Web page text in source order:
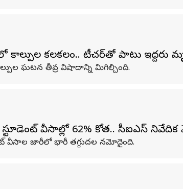
కలకలం.. టీచర్‌తో పాటు ఇద్దరు
ఘటన తీవ్ర విషాదాన్ని మిగిల్చింది.
వీసాల్లో 62% కోత.. సీఐఎస్ నివేదిక
వీసాల జారీలో భారీ తగ్గుదల నమోదైంది.